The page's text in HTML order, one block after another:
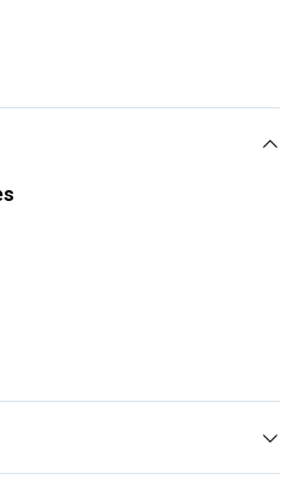
pour votre smartphone.
est un choix fiable pour